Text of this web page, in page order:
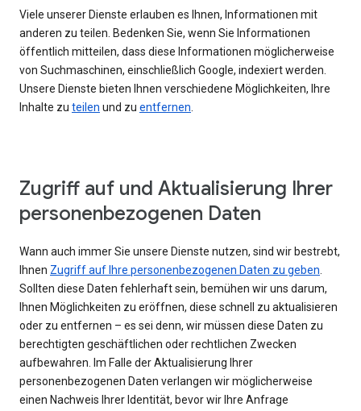
Viele unserer Dienste erlauben es Ihnen, Informationen mit
anderen zu teilen. Bedenken Sie, wenn Sie Informationen
öffentlich mitteilen, dass diese Informationen möglicherweise
von Suchmaschinen, einschließlich Google, indexiert werden.
Unsere Dienste bieten Ihnen verschiedene Möglichkeiten, Ihre
Inhalte zu teilen und zu entfernen.
Zugriff auf und Aktualisierung Ihrer
personenbezogenen Daten
Wann auch immer Sie unsere Dienste nutzen, sind wir bestrebt,
Ihnen Zugriff auf Ihre personenbezogenen Daten zu geben.
Sollten diese Daten fehlerhaft sein, bemühen wir uns darum,
Ihnen Möglichkeiten zu eröffnen, diese schnell zu aktualisieren
oder zu entfernen – es sei denn, wir müssen diese Daten zu
berechtigten geschäftlichen oder rechtlichen Zwecken
aufbewahren. Im Falle der Aktualisierung Ihrer
personenbezogenen Daten verlangen wir möglicherweise
einen Nachweis Ihrer Identität, bevor wir Ihre Anfrage